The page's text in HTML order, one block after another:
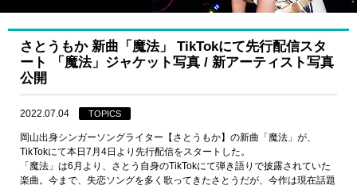
さとうもか 新曲「魔法」 TikTokにて先行配信スタ
ート 「魔法」ジャケット写真 / 新アーティスト写真
公開
2022.07.04 TOPICS
岡山出身シンガーソングライター【さとうもか】の新曲「魔法」が、
TikTokにて本日7月4日より先行配信をスタートした。
「魔法」は6月より、さとう自身のTikTokにて弾き語りで披露されていた
楽曲。今まで、失恋ソングを多く歌ってきたさとうだが、今作は現在話題